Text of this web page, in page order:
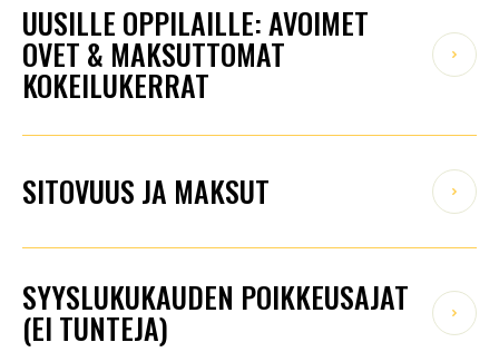
UUSILLE OPPILAILLE: AVOIMET
OVET & MAKSUTTOMAT
KOKEILUKERRAT
SITOVUUS JA MAKSUT
SYYSLUKUKAUDEN POIKKEUSAJAT
(EI TUNTEJA)